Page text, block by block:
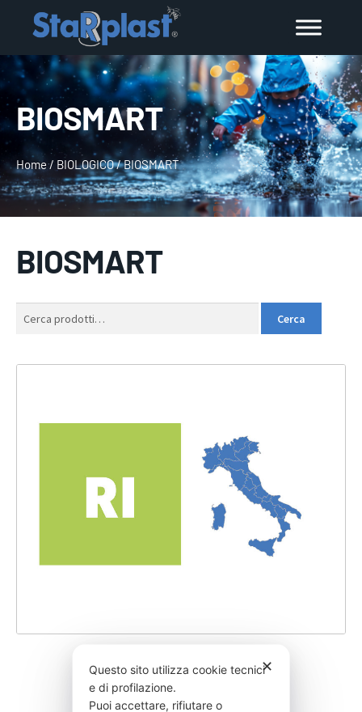
BIOSMART
Home/ BIOLOGICO/BIOSMART
BIOSMART
Cerca
RIUTILIZZO ✕
Questo sito utilizza cookie tecnici
e di profilazione.
Puoi accettare, rifiutare o